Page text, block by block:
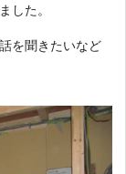
した。
を聞きたいなど